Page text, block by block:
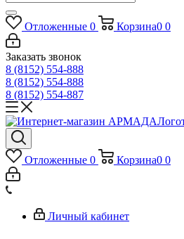
Отложенные 0 Корзина0 0
Заказать звонок
8 (8152) 554-888
8 (8152) 554-888
8 (8152) 554-887
Отложенные 0 Корзина0 0
Личный кабинет